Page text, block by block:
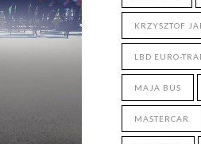
KRZYSZTOF
LBD EURO-
MAJA BUS
MASTERCAR